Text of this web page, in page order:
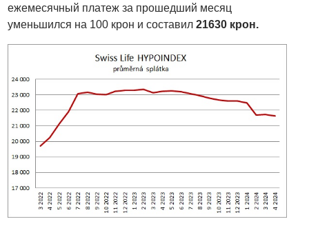
ежемесячный платеж за прошедший месяц
уменьшился на 100 крон и составил21630 крон.